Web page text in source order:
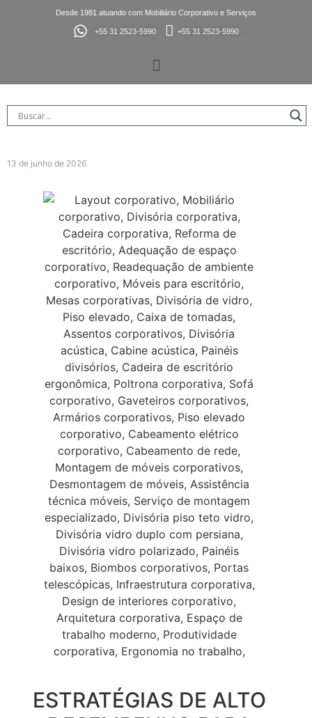
Desde 1981 atuando com Mobiliário Corporativo e Serviços
+55 31 2523-5990 +55 31 2523-5990
13 de junho de 2026
ESTRATÉGIAS DE ALTO